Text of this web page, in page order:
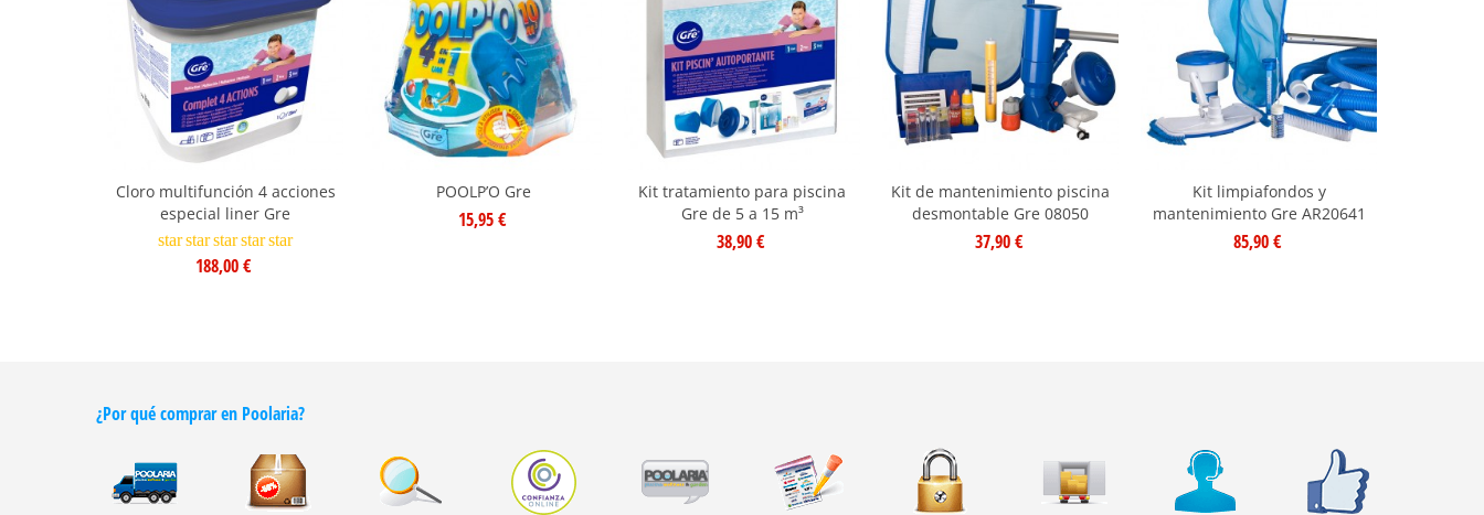
Cloro multifunción 4 acciones
especial liner Gre
starstarstarstarstar
188,00 €
POOLP’O Gre
15,95 €
Kit tratamiento para piscina
Gre de 5 a 15 m³
38,90 €
Kit de mantenimiento piscina
desmontable Gre 08050
37,90 €
Kit limpiafondos y
mantenimiento Gre AR20641
85,90 €
¿Por qué comprar en Poolaria?